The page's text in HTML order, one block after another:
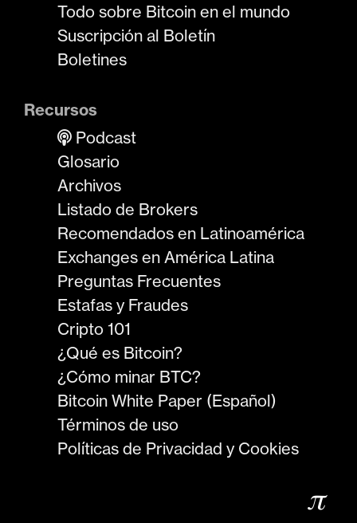
Todo sobre Bitcoin en el mundo
Suscripción al Boletín
Boletines
Recursos
Podcast
Glosario
Archivos
Listado de Brokers
Recomendados en Latinoamérica
Exchanges en América Latina
Preguntas Frecuentes
Estafas y Fraudes
Cripto 101
¿Qué es Bitcoin?
¿Cómo minar BTC?
Bitcoin White Paper (Español)
Términos de uso
Políticas de Privacidad y Cookies
𝜋